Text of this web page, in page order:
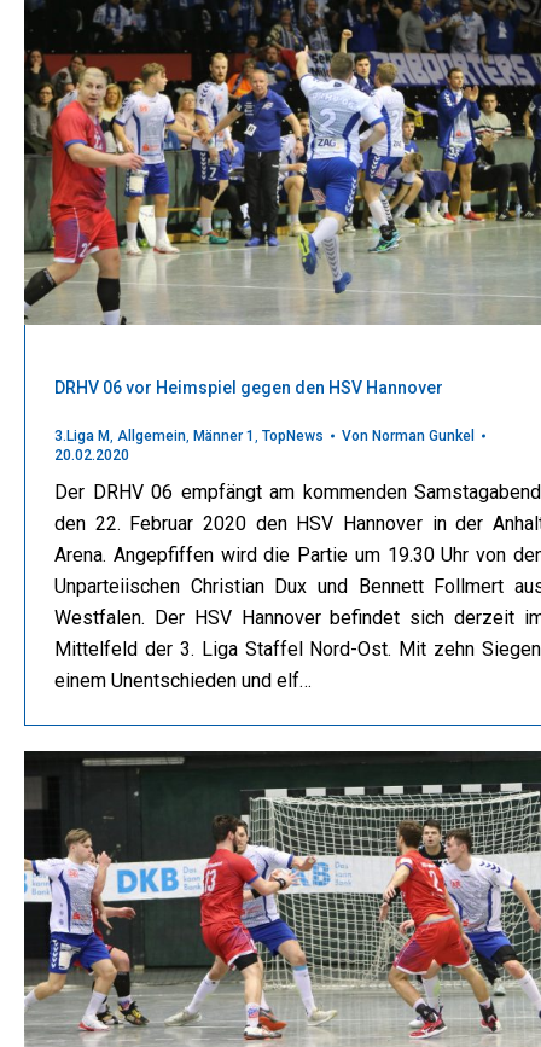
DRHV 06 vor Heimspiel gegen den HSV Hannover
3.Liga M, Allgemein, Männer 1 , TopNews Von Norman Gunkel
20.02.2020
Der DRHV 06 empfängt am kommenden
den 22. Februar 2020 den HSV Hannover in der
Arena. Angepfiffen wird die Partie um 19.30 Uhr von
Unparteiischen Christian Dux und Bennett Follmert
Westfalen. Der HSV Hannover befindet sich derzeit
Mittelfeld der 3. Liga Staffel Nord-Ost. Mit zehn
einem Unentschieden und elf…